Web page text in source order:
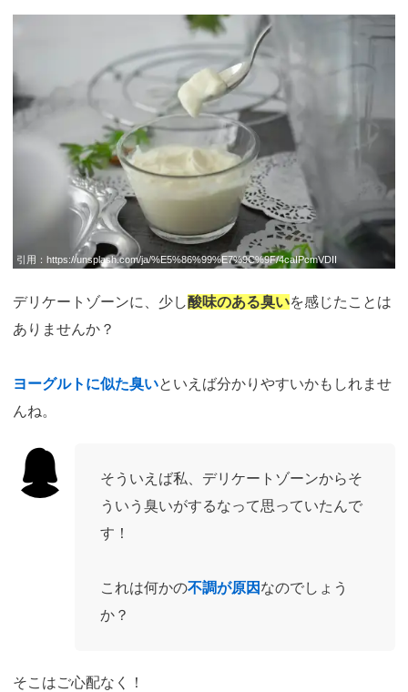
引用： https://unsplash.com/ja/%E5%86%99%E7%9C%9F/4caIPcmVDII
デリケートゾーンに、少し酸味のある臭いを感じたことは
ありませんか？
ヨーグルトに似た臭いといえば分かりやすいかもしれませ
んね。
そういえば私、デリケートゾーンからそ
ういう臭いがするなって思っていたんで
す！
これは何かの不調が原因 なのでしょう
か？
そこはご心配なく！